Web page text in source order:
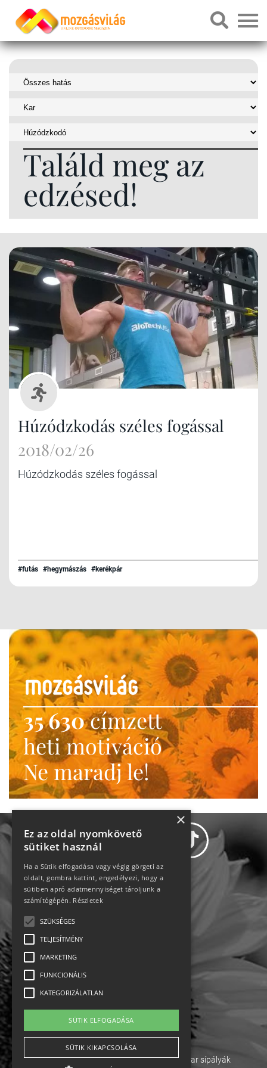
Találd meg az
edzésed!
Húzódzkodás széles fogással
2018/02/26
Húzódzkodás széles fogással
#futás #hegymászás #kerékpár
35 630címzett
heti motiváció
Ne maradj le!
Adatvédelem
Impresszum-kapcsolat
English
Ebike Osztrák sípályák Magyar sípályák
×
Ez az oldal nyomkövető
sütiket használ
Ha a Sütik elfogadása vagy végig görgeti az
oldalt, gombra kattint, engedélyezi, hogy a
sütiben apró adatmennyiséget tároljunk a
számítógépén. Részletek
SZÜKSÉGES
TELJESÍTMÉNY
MARKETING
FUNKCIONÁLIS
KATEGORIZÁLATLAN
SÜTIK ELFOGADÁSA
SÜTIK KIKAPCSOLÁSA